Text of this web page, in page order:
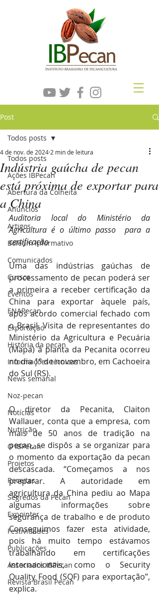
Post
Todos posts
Ações IBPecan
Abertura da Colheita
Anúncios
Artigos
Boletim Informativo
Comunicados
Cursos
Eventos
ENAPecan
Exportação
História da pecan
Informações técnicas
News semanal
Noz-pecan
Notícias
Nutrição
O IBPecan
Projetos
Receitas
Segredos da Pecan
Expointer
Festividades
Publicações
Associados IBPecan
Revista Brasil Pecan
Todos posts
Indústria gaúcha de pecan
está próxima de exportar para
a China
4 de nov. de 2024 2 min de leitura
Auditoria local do Ministério da
Agricultura é o último passo  para a
certificação
Uma das indústrias gaúchas de
processamento de pecan poderá ser
a primeira a receber certificação da
China para exportar àquele país,
após acordo comercial fechado com
o Brasil. Visita de representantes do
Ministério da Agricultura e Pecuária
(Mapa) à planta da Pecanita ocorreu
no dia 1º de novembro, em Cachoeira
do Sul (RS).
O diretor da Pecanita, Claiton
Wallauer, conta que a empresa, com
mais de 50 anos de tradição na
pecan, se dispôs a se organizar para
o momento da exportação da pecan
descascada. “Começamos a nos
preparar. A autoridade em
agricultura da China pediu ao Mapa
algumas informações sobre
segurança de trabalho e de produto
Conseguimos fazer esta atividade,
pois há muito tempo estávamos
trabalhando em certificações
internacionais, como o Security
Quality Food (SQF) para exportação”,
explica.